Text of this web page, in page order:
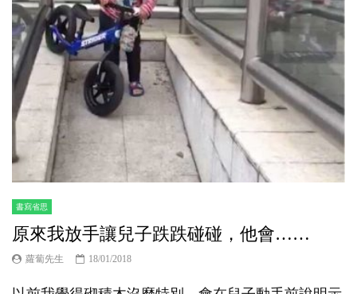
書寫省思
原來我放手讓兒子跌跌碰碰，他會……
蘿蔔先生 18/01/2018